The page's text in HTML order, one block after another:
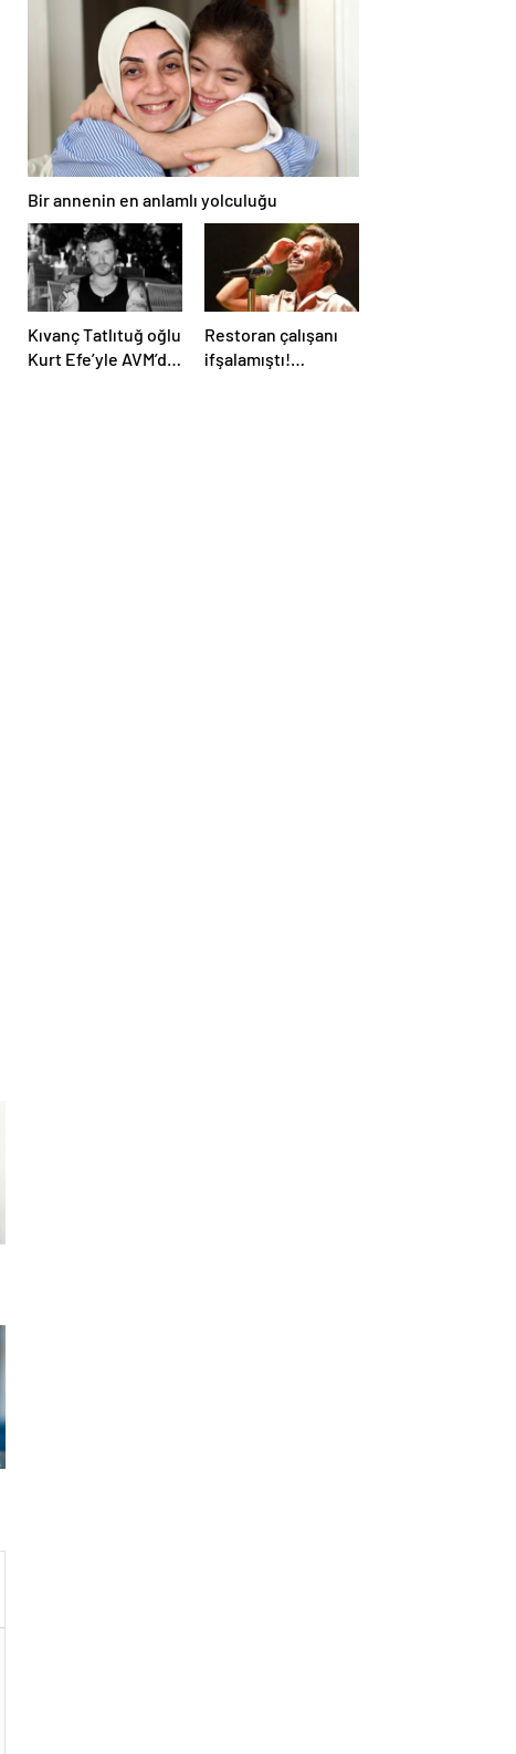
Sevgiliye, arkadaşa,
eşe anlamlı, resimli
Hemşireler Günü ile
ilgili sözler…
vatandaşlara zehirli
mantar uyarısı:
Ölümcül olabilir
Bir annenin en anlamlı yolculuğu
Kıvanç Tatlıtuğ oğlu
Kurt Efe’yle AVM’de
Restoran çalışanı
ifşalamıştı!